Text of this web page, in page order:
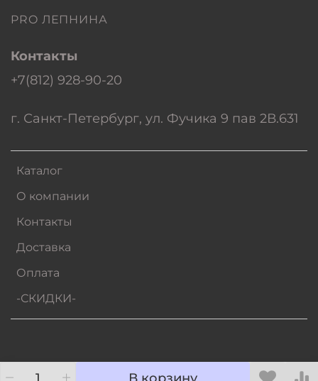
PRO ЛЕПНИНА
Каталог
О компании
Контакты
Доставка
Оплата
-СКИДКИ-
Контакты
+7(812) 928-90-20
г. Санкт-Петербург, ул. Фучика 9 пав 2В.631